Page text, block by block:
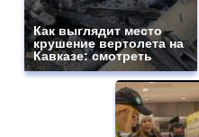
Как выглядит место
крушение вертолета на
Кавказе: смотреть